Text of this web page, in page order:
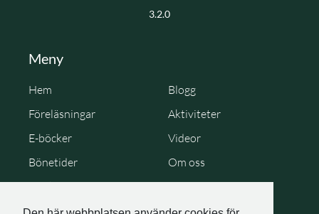
3.2.0
Meny
Hem
Blogg
Föreläsningar
Aktiviteter
E-böcker
Videor
Bönetider
Om oss
Cookie Policy
Personuppgiftspolicy